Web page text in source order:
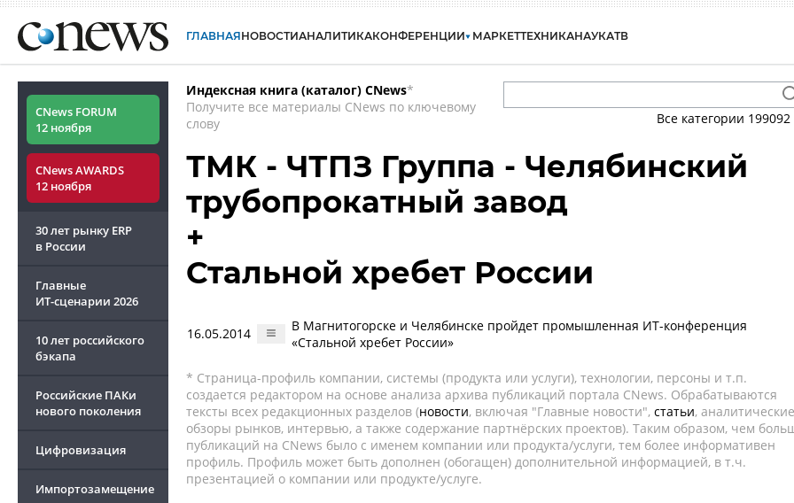
ГЛАВНАЯНОВОСТИАНАЛИТИКАКОНФЕРЕНЦИИ МАРКЕТТЕХНИКАНАУКАТВ
CNews FORUM
12 ноября
CNews AWARDS
12 ноября
30 лет рынку ERP
в России
Главные
ИТ-сценарии 2026
10 лет российского
бэкапа
Российские ПАКи
нового поколения
Цифровизация
Импортозамещение
Индексная книга (каталог) CNews*
Получите все материалы CNews по ключевому
слову
Все категории 199092
ТМК - ЧТПЗ Группа - Челябинский
трубопрокатный завод
+
Стальной хребет России
16.05.2014
В Магнитогорске и Челябинске пройдет промышленная ИТ-конференция
«Стальной хребет России»
* Страница-профиль компании, системы (продукта или услуги), технологии, персоны и т.п.
создается редактором на основе анализа архива публикаций портала CNews. Обрабатываются
тексты всех редакционных разделов (новости, включая "Главные новости", статьи, аналитические
обзоры рынков, интервью, а также содержание партнёрских проектов). Таким образом, чем
публикаций на CNews было с именем компании или продукта/услуги, тем более информативен
профиль. Профиль может быть дополнен (обогащен) дополнительной информацией, в т.ч.
презентацией о компании или продукте/услуге.